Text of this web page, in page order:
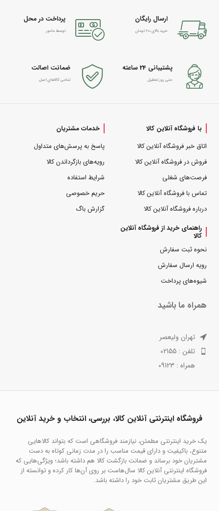
ارسال رایگان
خرید بالای 600 تومان
پرداخت در محل
توسط مامور
پشتیبانی 24 ساعته
حتی روز تعطیل
ضمانت اصالت
تمامی کالاهای اصل
با فروشگاه آنلاین کالا
اتاق خبر فروشگاه آنلاین کالا
فروش در فروشگاه آنلاین کالا
فرصت‌های شغلی
تماس با فروشگاه آنلاین کالا
درباره فروشگاه آنلاین کالا
خدمات مشتریان
پاسخ به پرسش‌های متداول
رویه‌های بازگرداندن کالا
شرایط استفاده
حریم خصوصی
گزارش باگ
راهنمای خرید از فروشگاه آنلاین
کالا
نحوه ثبت سفارش
رویه ارسال سفارش
شیوه‌های پرداخت
همراه ما باشید
تهران ولیعصر
تلفن : 02155
همراه : 09123
فروشگاه اینترنتی آنلاین کالا، بررسی، انتخاب و خرید آنلاین
یک خرید اینترنتی مطمئن، نیازمند فروشگاهی است که بتواند کالاهایی
متنوع، باکیفیت و دارای قیمت مناسب را در مدت زمانی کوتاه به دست
مشتریان خود برساند و ضمانت بازگشت کالا هم داشته باشد؛ ویژگی‌هایی که
فروشگاه اینترنتی آنلاین کالا سال‌هاست بر روی آن‌ها کار کرده و توانسته از
این طریق مشتریان ثابت خود را داشته باشد.